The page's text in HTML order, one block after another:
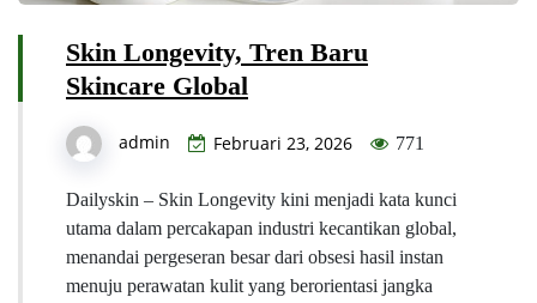
Skin Longevity, Tren Baru
Skincare Global
admin Februari 23, 2026 771
Dailyskin – Skin Longevity kini menjadi kata kunci
utama dalam percakapan industri kecantikan global,
menandai pergeseran besar dari obsesi hasil instan
menuju perawatan kulit yang berorientasi jangka